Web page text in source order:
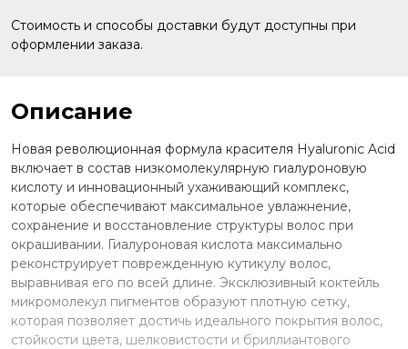
Стоимость и способы доставки будут доступны при
оформлении заказа.
Описание
Новая революционная формула красителя Hyaluronic Acid
включает в состав низкомолекулярную гиалуроновую
кислоту и инновационный ухаживающий комплекс,
которые обеспечивают максимальное увлажнение,
сохранение и восстановление структуры волос при
окрашивании. Гиалуроновая кислота максимально
реконструирует поврежденную кутикулу волос,
выравнивая его по всей длине. Эксклюзивный коктейль
микромолекул пигментов образуют плотную сетку,
которая позволяет достичь идеального покрытия волос,
стойкости цвета, шелковистости и бриллиантового